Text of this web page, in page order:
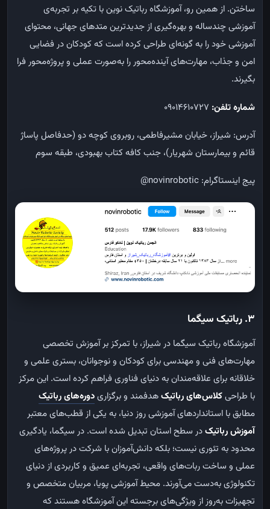
ساختن. از همین رو، آموزشگاه رباتیک نوین با تکیه بر تجربه‌ی
آموزشی چندساله و بهره‌گیری از جدیدترین متدهای جهانی، محتوای
آموزشی خود را به گونه‌ای طراحی کرده است که کودکان در فضایی
امن و جذاب، مهارت‌های آینده‌محور را به‌صورت عملی و پروژه‌محور فرا
بگیرند.
شماره تلفن:
آدرس: شیراز، خیابان مشیرفاطمی، روبروی کوچه دو (حدفاصل پاساژ
قائم و بیمارستان شهریار)، جنب کافه کتاب بهبودی، طبقه سوم
پیج اینستاگرام: novinrobotic@
3. رباتیک سیگما
آموزشگاه رباتیک سیگما در شیراز، با تمرکز بر آموزش تخصصی
مهارت‌های فنی و مهندسی برای کودکان و نوجوانان، بستری علمی و
خلاقانه برای علاقه‌مندان به دنیای فناوری فراهم کرده است. این مرکز
با طراحیکلاس‌های رباتیکهدفمند و برگزاریدوره‌های رباتیک
مطابق با استانداردهای آموزشی روز دنیا، به یکی از قطب‌های معتبر
آموزش رباتیکدر سطح استان تبدیل شده است. در سیگما، یادگیری
محدود به تئوری نیست؛ بلکه دانش‌آموزان با شرکت در پروژه‌های
عملی و ساخت ربات‌های واقعی، تجربه‌ای عمیق و کاربردی از دنیای
تکنولوژی به‌دست می‌آورند. محیط آموزشی پویا، مربیان متخصص و
تجهیزات به‌روز از ویژگی‌های برجسته این آموزشگاه هستند که